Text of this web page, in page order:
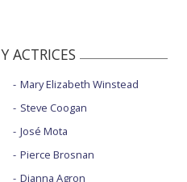
ACTRICES
Mary Elizabeth Winstead
Steve Coogan
José Mota
Pierce Brosnan
Dianna Agron